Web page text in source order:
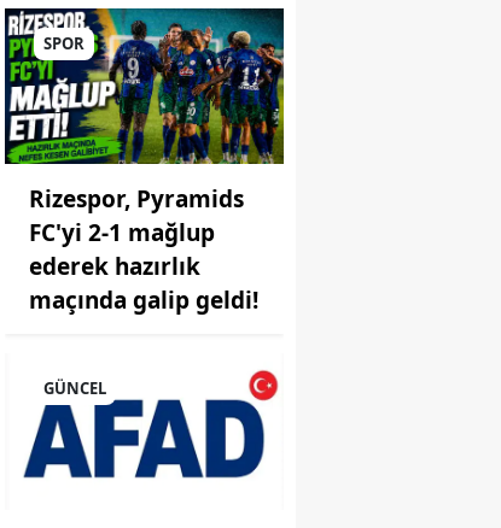
Raporunu
Paylaştı:
Çalışmalar İlçe
Genelinde
Aralıksız
Sürüyor
SPOR
Rizespor, Pyramids
FC'yi 2-1 mağlup
ederek hazırlık
maçında galip geldi!
GÜNCEL